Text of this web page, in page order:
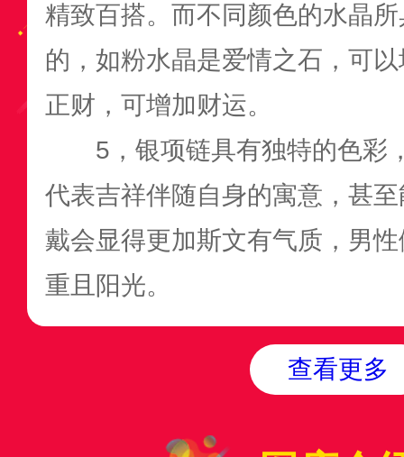
精致百搭。而不同颜色的水晶
的，如粉水晶是爱情之石，可
正财，可增加财运。
5，银项链具有独特的色彩
代表吉祥伴随自身的寓意，甚
戴会显得更加斯文有气质，男
重且阳光。
查看更多